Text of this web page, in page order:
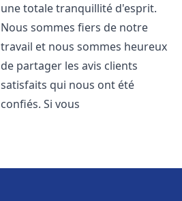
une totale tranquillité d'esprit.
Nous sommes fiers de notre
travail et nous sommes heureux
de partager les avis clients
satisfaits qui nous ont été
confiés. Si vous